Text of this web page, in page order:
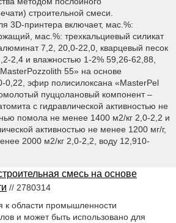
строительной смеси.
3D-принтера включает, мас.%:
мас.%: трехкальциевый силикат
7,2, 20,0-22,0, кварцевый песок
2,4 и влажностью 1-2% 59,26-62,88,
55» на основе
0,22, эфир полисилоксана «MasterPel
пуццолановый компонент –
с гидравлической активностью не
помола не менее 1400 м2/кг 2,0-2,2 и
активностью не менее 1200 мг/г,
2000 м2/кг 2,0-2,2, воду 12,910-
смесь на основе
// 2780314
к области промышленности
и может быть использовано для